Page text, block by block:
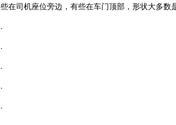
在司机座位旁边，有些在车门顶部，形状大多数